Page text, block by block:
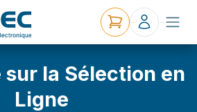
sur la Sélection en
Ligne